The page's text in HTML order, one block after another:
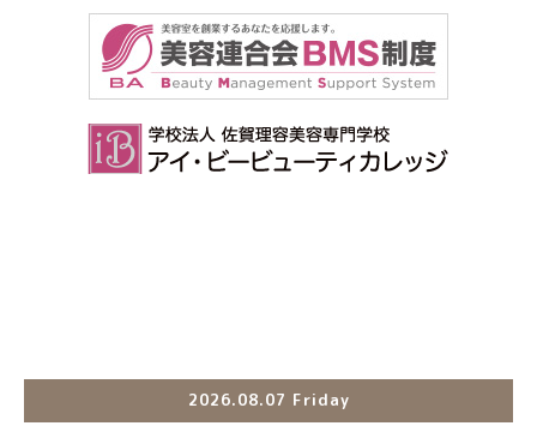
2026.08.07 Friday